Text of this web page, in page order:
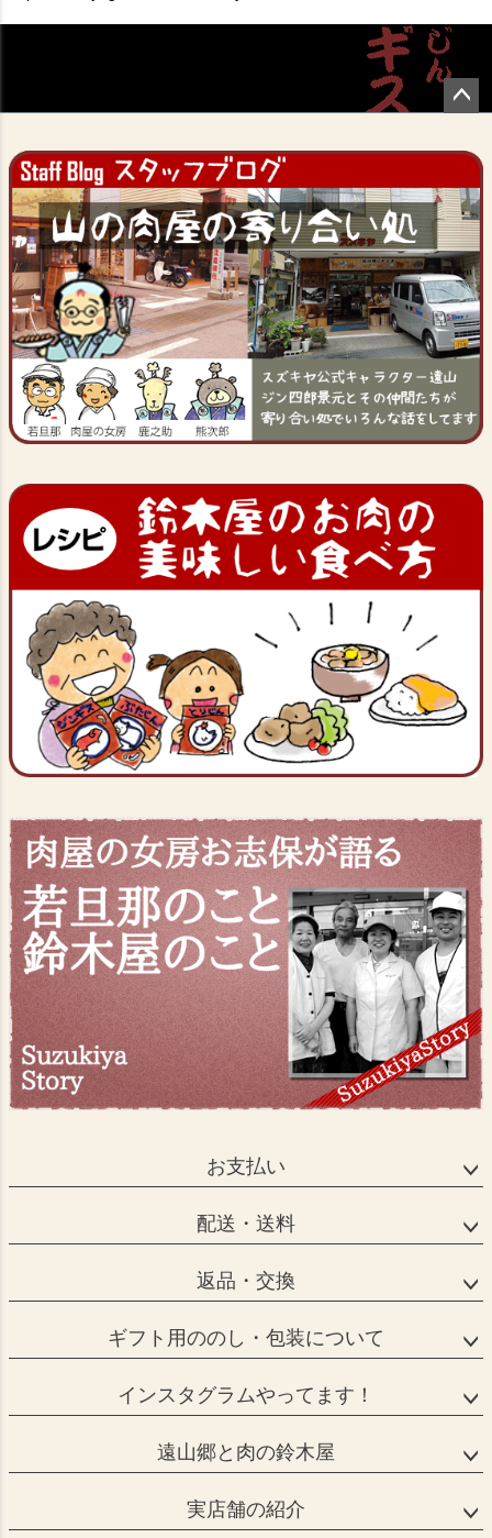
ジト
へ
お支払い
配送・送料
返品・交換
ギフト用ののし・包装について
インスタグラムやってます！
遠山郷と肉の鈴木屋
実店舗の紹介